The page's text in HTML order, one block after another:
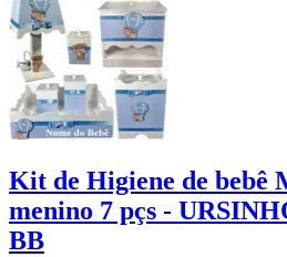
Kit de Higiene de bebê
menino 7 pçs -
BB